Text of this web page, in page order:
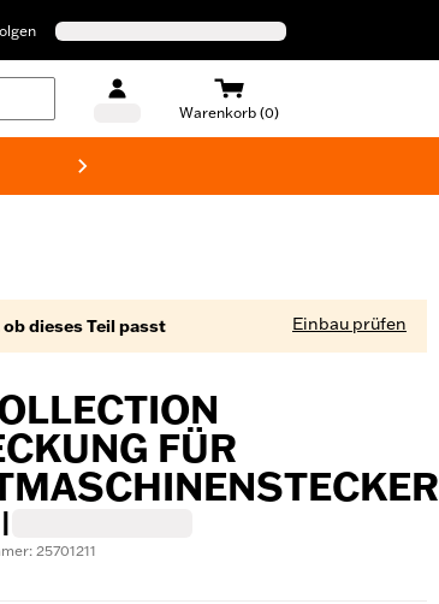
Warenkorb (0)
dieses Teil passt Einbau prüfen
FÜR
25701211